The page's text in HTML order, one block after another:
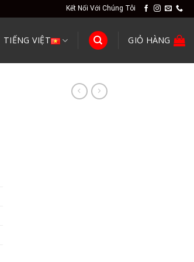
Kết Nối Với Chúng Tôi
TIẾNG VIỆT GIỎ HÀNG